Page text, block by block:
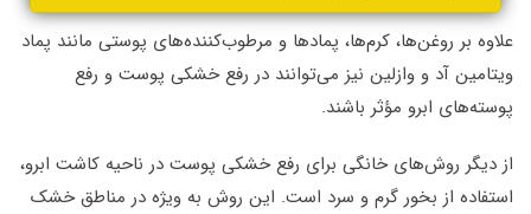
علاوه بر روغن‌ها، کرم‌ها، پمادها و مرطوب‌کننده‌های پوستی مانند پماد
ویتامین آد و وازلین نیز می‌توانند در رفع خشکی پوست و رفع
پوسته‌های ابرو ‌مؤثر باشند.
از دیگر روش‌های خانگی برای رفع خشکی پوست در ناحیه کاشت ابرو،
استفاده از بخور گرم و سرد است. این روش به ویژه در مناطق خشک